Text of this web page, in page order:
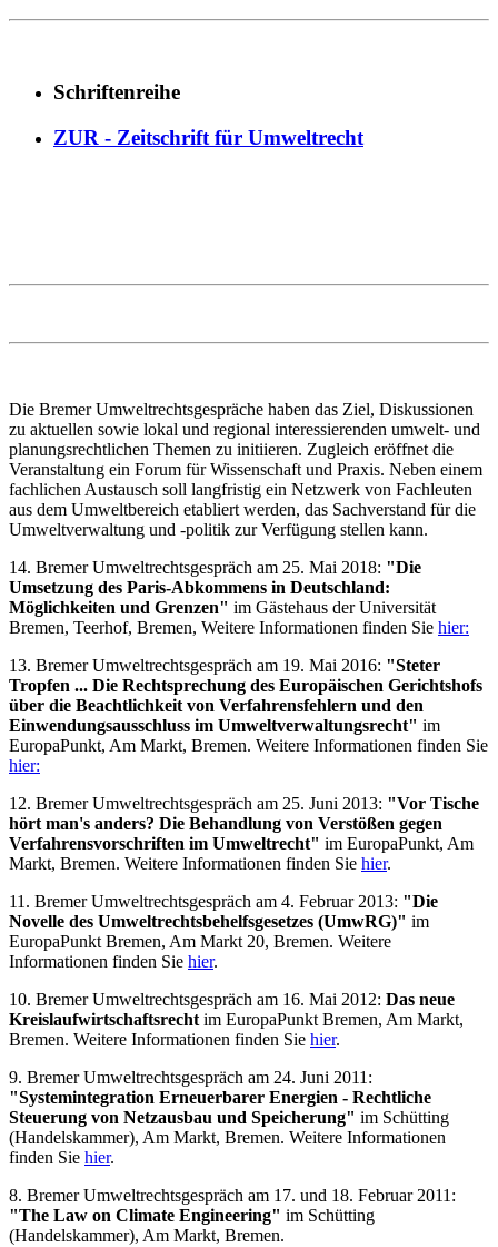
Schriftenreihe
ZUR - Zeitschrift für Umweltrecht
Die Bremer Umweltrechtsgespräche haben das Ziel, Diskussionen
zu aktuellen sowie lokal und regional interessierenden umwelt- und
planungsrechtlichen Themen zu initiieren. Zugleich eröffnet die
Veranstaltung ein Forum für Wissenschaft und Praxis. Neben einem
fachlichen Austausch soll langfristig ein Netzwerk von Fachleuten
aus dem Umweltbereich etabliert werden, das Sachverstand für die
Umweltverwaltung und -politik zur Verfügung stellen kann.
14. Bremer Umweltrechtsgespräch am 25. Mai 2018: "Die
Umsetzung des Paris-Abkommens in Deutschland:
Möglichkeiten und Grenzen" im Gästehaus der Universität
Bremen, Teerhof, Bremen, Weitere Informationen finden Sie hier:
13. Bremer Umweltrechtsgespräch am 19. Mai 2016: "Steter
Tropfen ... Die Rechtsprechung des Europäischen Gerichtshofs
über die Beachtlichkeit von Verfahrensfehlern und den
Einwendungsausschluss im Umweltverwaltungsrecht" im
EuropaPunkt, Am Markt, Bremen. Weitere Informationen finden Sie
hier:
12. Bremer Umweltrechtsgespräch am 25. Juni 2013: "Vor Tische
hört man's anders? Die Behandlung von Verstößen gegen
Verfahrensvorschriften im Umweltrecht" im EuropaPunkt, Am
Markt, Bremen. Weitere Informationen finden Sie hier.
11. Bremer Umweltrechtsgespräch am 4. Februar 2013: "Die
Novelle des Umweltrechtsbehelfsgesetzes (UmwRG)" im
EuropaPunkt Bremen, Am Markt 20, Bremen. Weitere
Informationen finden Sie hier.
10. Bremer Umweltrechtsgespräch am 16. Mai 2012: Das neue
Kreislaufwirtschaftsrecht im EuropaPunkt Bremen, Am Markt,
Bremen. Weitere Informationen finden Sie hier.
9. Bremer Umweltrechtsgespräch am 24. Juni 2011:
"Systemintegration Erneuerbarer Energien - Rechtliche
Steuerung von Netzausbau und Speicherung" im Schütting
(Handelskammer), Am Markt, Bremen. Weitere Informationen
finden Sie hier.
8. Bremer Umweltrechtsgespräch am 17. und 18. Februar 2011:
"The Law on Climate Engineering" im Schütting
(Handelskammer), Am Markt, Bremen.